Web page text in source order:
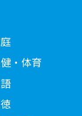
・体育